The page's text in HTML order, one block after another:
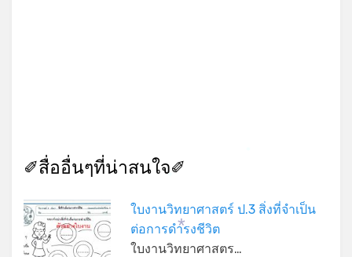
✐สื่ออื่นๆที่น่าสนใจ✐
ใบงานวิทยาศาสตร์ ป.3 สิ่งที่จำเป็น
ต่อการดำรงชีวิต
ใบงานวิทยาศาสตร…
*